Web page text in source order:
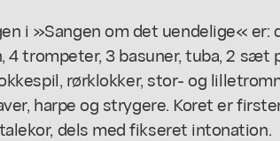
i »Sangen om det uendelige«
4 trompeter, 3 basuner, tuba, 2 sæt
rørklokker, stor- og
harpe og strygere. Koret er
dels med fikseret intonation.